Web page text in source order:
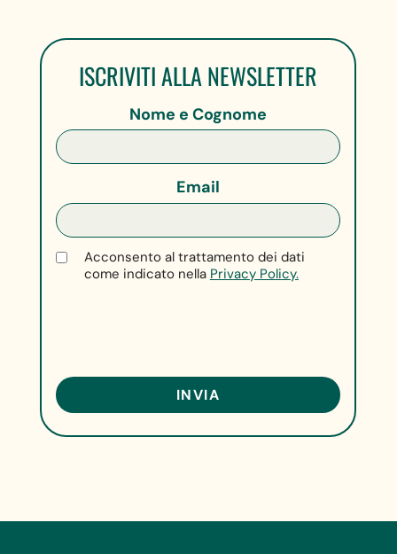
ISCRIVITI ALLA NEWSLETTER
Nome e Cognome
Email
Acconsento al trattamento dei dati
come indicato nella Privacy Policy.